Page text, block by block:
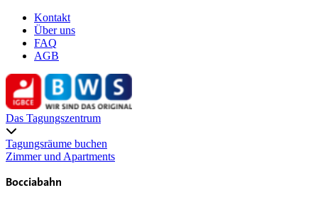
Kontakt
Über uns
FAQ
AGB
Das Tagungszentrum
Tagungsräume buchen
Zimmer und Apartments
Bocciabahn